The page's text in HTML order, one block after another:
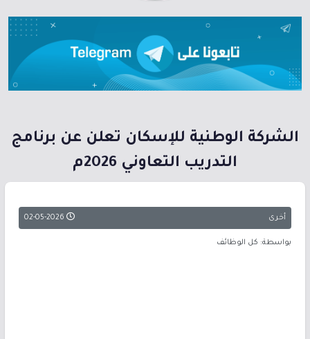
الشركة الوطنية للإسكان تعلن عن برنامج
التدريب التعاوني 2026م
أخرى 02-05-2026
بواسطة: كل الوظائف